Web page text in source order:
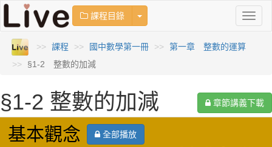
課程目錄 Toggle Dropdown
課程 國中數學第一冊
第一章 整數的運算
§1-2 整數的加減
§1-2 整數的加減 章節講義下載
基本觀念
全部播放